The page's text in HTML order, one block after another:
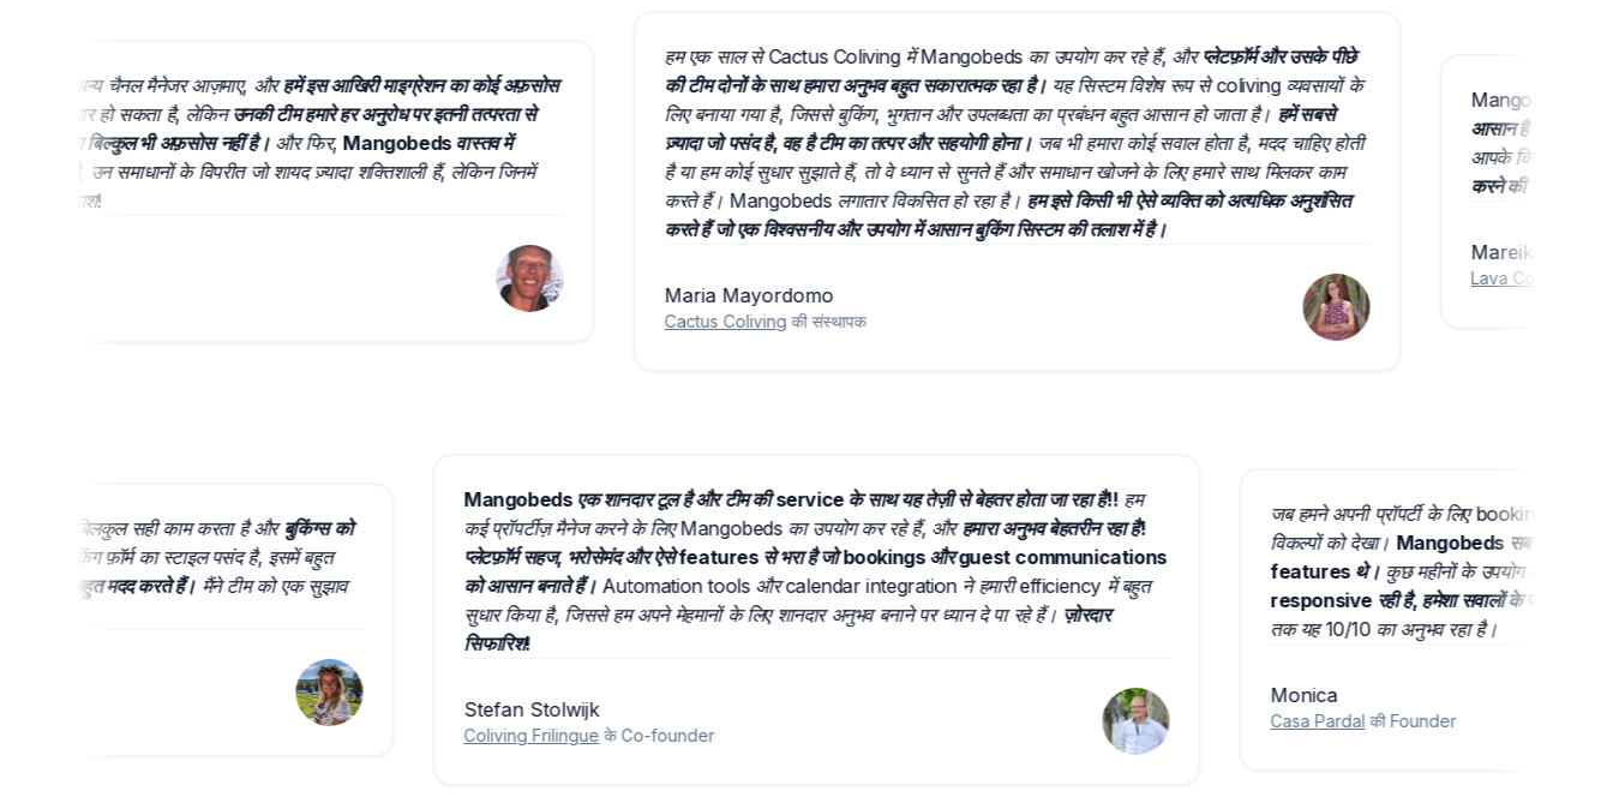
दो अन्य चैनल मैनेजर आज़माए, औरहमें इस आखिरी माइग्रेशन का कोई अफ़सोस
हो सकता है, लेकिनउनकी टीम हमारे हर अनुरोध पर इतनी तत्परता से
का बिल्कुल भी अफ़सोस नहीं है।और फिर,Mangobeds वास्तव में
, उन समाधानों के विपरीत जो शायद ज़्यादा शक्तिशाली हैं, लेकिन जिनमें
हम एक साल से Cactus Coliving में Mangobeds का उपयोग कर रहे हैं, औरप्लेटफ़ॉर्म और उसके पीछे
की टीम दोनों के साथ हमारा अनुभव बहुत सकारात्मक रहा है।यह सिस्टम विशेष रूप से coliving व्यवसायों के
लिए बनाया गया है, जिससे बुकिंग, भुगतान और उपलब्धता का प्रबंधन बहुत आसान हो जाता है।हमें सबसे
ज़्यादा जो पसंद है, वह है टीम का तत्पर और सहयोगी होना।जब भी हमारा कोई सवाल होता है, मदद चाहिए होती
है या हम कोई सुधार सुझाते हैं, तो वे ध्यान से सुनते हैं और समाधान खोजने के लिए हमारे साथ मिलकर काम
करते हैं। Mangobeds लगातार विकसित हो रहा है।हम इसे किसी भी ऐसे व्यक्ति को अत्यधिक अनुशंसित
करते हैं जो एक विश्वसनीय और उपयोग में आसान बुकिंग सिस्टम की तलाश में है।
Maria Mayordomo
Cactus Colivingकी संस्थापक
Mangobeds हमारे
आसान है और इसके पीछे की
आपके किसी भी सवाल का
करने की ज़ोरदार
Mareike Sudek
Lava Coliving
के रूप में बिलकुल सही काम करता है औरबुकिंग्स को
मुझे बुकिंग फ़ॉर्म का स्टाइल पसंद है, इसमें बहुत
कम्युनिकेशन बहुत मदद करते हैं।मैंने टीम को एक सुझाव
Mangobeds एक शानदार टूल है और टीम की service के साथ यह तेज़ी से बेहतर होता जा रहा है!!
कई प्रॉपर्टीज़ मैनेज करने के लिए Mangobeds का उपयोग कर रहे हैं, औरहमारा अनुभव बेहतरीन रहा है!
प्लेटफ़ॉर्म सहज, भरोसेमंद और ऐसे features से भरा है जो bookings और guest communications
को आसान बनाते हैं।Automation tools और calendar integration ने हमारी efficiency में बहुत
सुधार किया है, जिससे हम अपने मेहमानों के लिए शानदार अनुभव बनाने पर ध्यान दे पा रहे हैं।ज़ोरदार
सिफारिश!
Stefan Stolwijk
Coliving Frilingueके Co-founder
जब हमने अपनी प्रॉपर्टी के लिए booking
विकल्पों को देखा।Mangobeds सबसे अलग
features थे।कुछ महीनों के उपयोग के
responsive रही है, हमेशा सवालों के जवाब
तक यह 10/10 का अनुभव रहा है।
Monica
Casa Pardalकी Founder